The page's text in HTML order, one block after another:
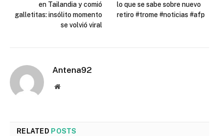
en Tailandia y comió
galletitas: insólito momento
se volvió viral
lo que se sabe sobre nuevo
retiro #trome #noticias #afp
Antena92
Website
RELATED POSTS